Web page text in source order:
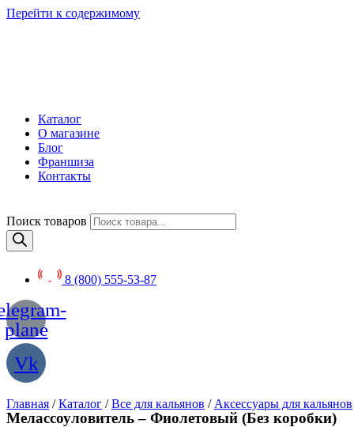
Перейти к содержимому
Каталог
О магазине
Блог
Франшиза
Контакты
Поиск товаров
8 (800) 555-53-87
plane
Vk
Главная /Каталог /Все для кальянов / Аксессуары для кальянов
Мелассоуловитель – Фиолетовый (Без коробки)